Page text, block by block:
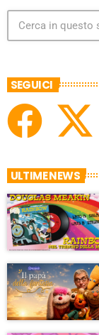
SEGUICI
ULTIME NEWS